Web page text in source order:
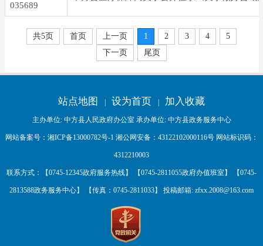
035689
共5页 首页 上一页 1 2 3 4
5
下一页
尾页
站点地图 设为首页 加入收藏
主办单位: 中方县人民政府办公室 承办单位: 中方县政务服务中心
网站备案号： 湘ICP备13000782号-1湘公网安备： 43122102000116号网站标识码：
4312210003
联系方式：【0745-12345政府服务热线】 【0745-2811055政府办值班室】 【0745-
2813588政务服务中心】 【传真：0745-2811033】 投稿邮箱: zfxx.2008@163.com